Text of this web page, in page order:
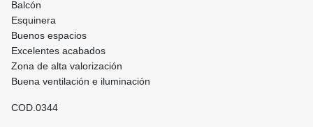
Balcón
Esquinera
Buenos espacios
Excelentes acabados
Zona de alta valorización
Buena ventilación e iluminación
COD.0344